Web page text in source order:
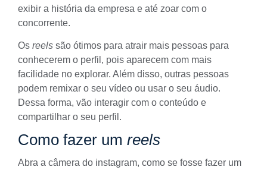
exibir a história da empresa e até zoar com o
concorrente.
Os reels são ótimos para atrair mais pessoas para
conhecerem o perfil, pois aparecem com mais
facilidade no explorar. Além disso, outras pessoas
podem remixar o seu vídeo ou usar o seu áudio.
Dessa forma, vão interagir com o conteúdo e
compartilhar o seu perfil.
Como fazer um reels
Abra a câmera do instagram, como se fosse fazer um